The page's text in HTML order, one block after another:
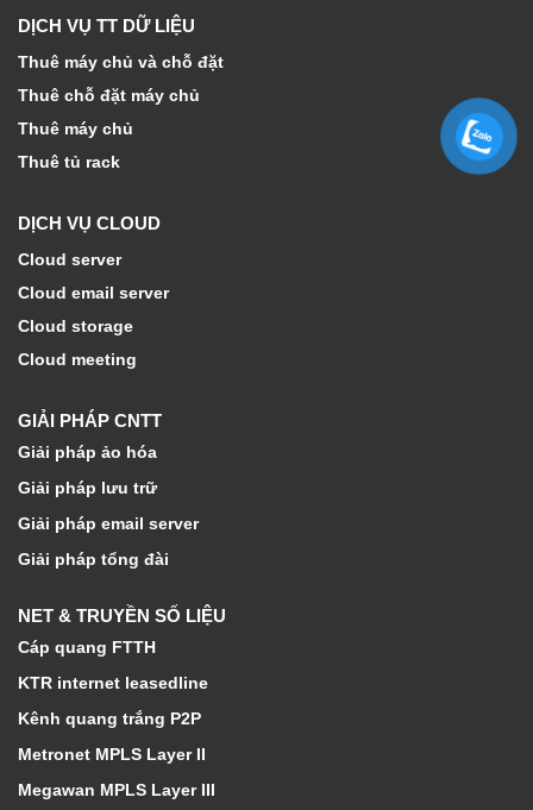
DỊCH VỤ TT DỮ LIỆU
Thuê máy chủ và chỗ đặt
Thuê chỗ đặt máy chủ
Thuê máy chủ
Thuê tủ rack
DỊCH VỤ CLOUD
Cloud server
Cloud email server
Cloud storage
Cloud meeting
GIẢI PHÁP CNTT
Giải pháp ảo hóa
Giải pháp lưu trữ
Giải pháp email server
Giải pháp tổng đài
NET & TRUYỀN SỐ LIỆU
Cáp quang FTTH
KTR internet leasedline
Kênh quang trắng P2P
Metronet MPLS Layer II
Megawan MPLS Layer III